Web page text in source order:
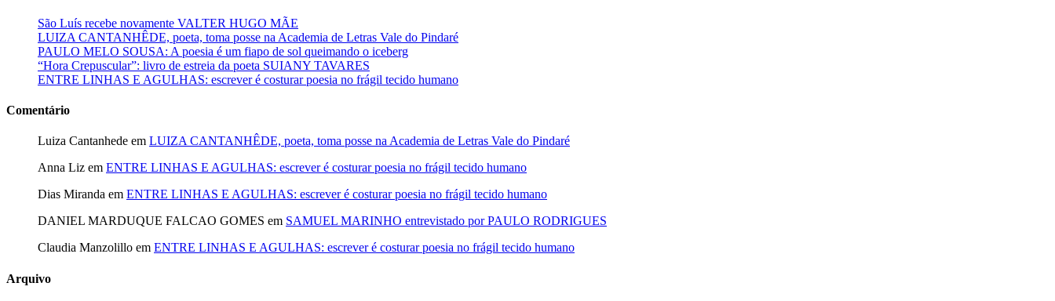
São Luís recebe novamente VALTER HUGO MÃE
LUIZA CANTANHÊDE, poeta, toma posse na Academia de Letras Vale do Pindaré
PAULO MELO SOUSA: A poesia é um fiapo de sol queimando o iceberg
“Hora Crepuscular”: livro de estreia da poeta SUIANY TAVARES
ENTRE LINHAS E AGULHAS: escrever é costurar poesia no frágil tecido humano
Comentário
Luiza Cantanhede em LUIZA CANTANHÊDE, poeta, toma posse na Academia de Letras Vale do Pindaré
Anna Liz em ENTRE LINHAS E AGULHAS: escrever é costurar poesia no frágil tecido humano
Dias Miranda em ENTRE LINHAS E AGULHAS: escrever é costurar poesia no frágil tecido humano
DANIEL MARDUQUE FALCAO GOMES em SAMUEL MARINHO entrevistado por PAULO RODRIGUES
Claudia Manzolillo em ENTRE LINHAS E AGULHAS: escrever é costurar poesia no frágil tecido humano
Arquivo